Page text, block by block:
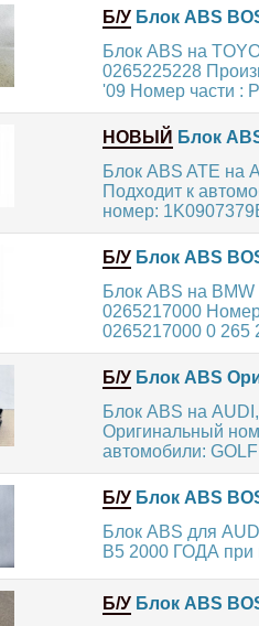
Б/У Блок ABS
Блок ABS на
0265225228
'09 Номер части :
НОВЫЙ Блок
Блок ABS ATE на
Подходит к
номер:
Б/У Блок ABS
Блок ABS на
0265217000
0265217000 0 265
Б/У Блок ABS
Блок ABS на
Оригинальный
автомобили:
Б/У Блок ABS
Блок ABS для
B5 2000 ГОДА при
Б/У Блок ABS